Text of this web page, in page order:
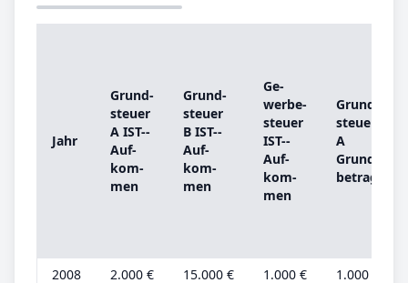
Jahr
Grund­
steu­er
A IST-­
Auf­
kom­
men
Grund­
steu­er
B IST-­
Auf­
kom­
men
Ge­
wer­be­
steu­er
IST-­
Auf­
kom­
men
Grund­
steu­er
A
Grund­
be­trag
2008 2.000 € 15.000 € 1.000 €
1.000 €